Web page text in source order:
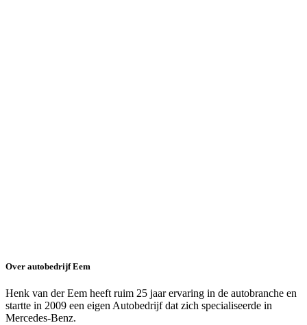
Over autobedrijf Eem
Henk van der Eem heeft ruim 25 jaar ervaring in de autobranche en
startte in 2009 een eigen Autobedrijf dat zich specialiseerde in
Mercedes-Benz.